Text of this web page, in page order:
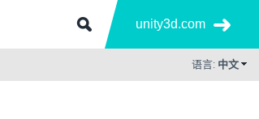
unity3d.com
语言: 中文